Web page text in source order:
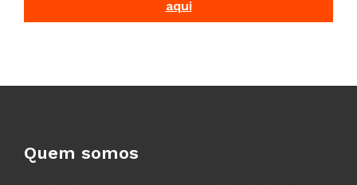
aqui
Quem somos